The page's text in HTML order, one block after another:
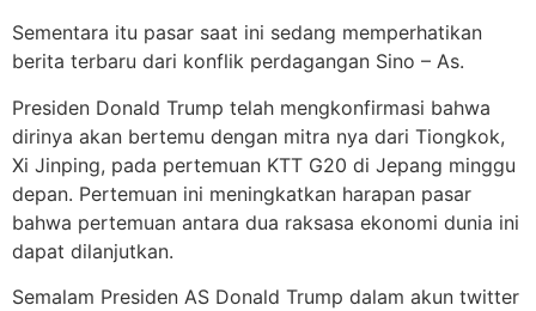
Sementara itu pasar saat ini sedang memperhatikan
berita terbaru dari konflik perdagangan Sino – As.
Presiden Donald Trump telah mengkonfirmasi bahwa
dirinya akan bertemu dengan mitra nya dari Tiongkok,
Xi Jinping, pada pertemuan KTT G20 di Jepang minggu
depan. Pertemuan ini meningkatkan harapan pasar
bahwa pertemuan antara dua raksasa ekonomi dunia ini
dapat dilanjutkan.
Semalam Presiden AS Donald Trump dalam akun twitter